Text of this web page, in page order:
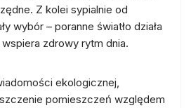
Z kolei sypialnie od
wybór – poranne światło działa
zdrowy rytm dnia.
ekologicznej,
pomieszczeń względem